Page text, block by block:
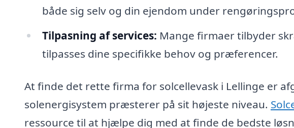
både sig selv og din ejendom under
Tilpasning af services: Mange firmaer tilbyder
tilpasses dine specifikke behov og præferencer.
At finde det rette firma for solcellevask i Lellinge er
solenergisystem præsterer på sit højeste niveau.
ressource til at hjælpe dig med at finde de bedste